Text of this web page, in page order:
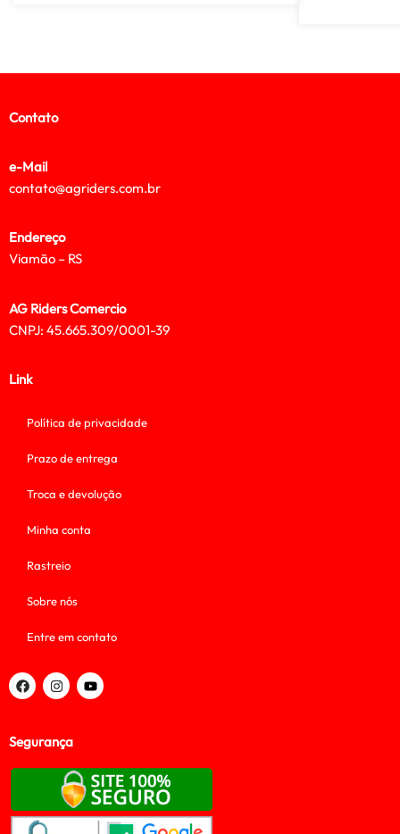
Contato
e-Mail
contato@agriders.com.br
Endereço
Viamão – RS
AG Riders Comercio
CNPJ: 45.665.309/0001-39
Link
Política de privacidade
Prazo de entrega
Troca e devolução
Minha conta
Rastreio
Sobre nós
Entre em contato
Segurança